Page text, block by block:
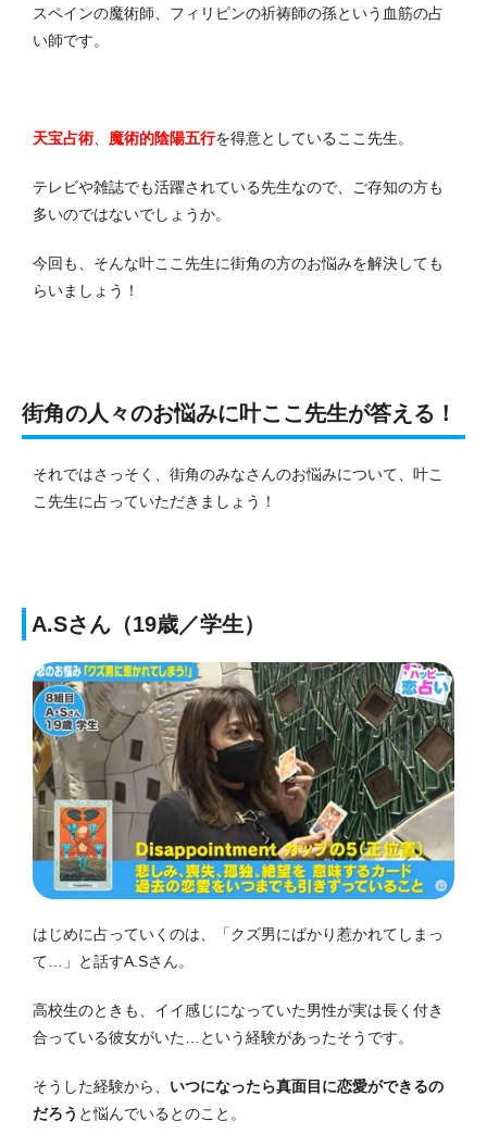
スペインの魔術師、フィリピンの祈祷師の孫という血筋の占
い師です。
天宝占術 魔術的陰陽五行を得意としているここ先生。
テレビや雑誌でも活躍されている先生なので、ご存知の方も
多いのではないでしょうか。
今回も、そんな叶ここ先生に街角の方のお悩みを解決しても
らいましょう！
街角の人々のお悩みに叶ここ先生が答える！
それではさっそく、街角のみなさんのお悩みについて、叶こ
こ先生に占っていただきましょう！
A.Sさん（19歳／学生）
はじめに占っていくのは、「クズ男にばかり惹かれてしまっ
て…」と話すA.Sさん。
高校生のときも、イイ感じになっていた男性が実は長く付き
合っている彼女がいた…という経験があったそうです。
そうした経験から、 いつになったら真面目に恋愛ができるの
だろう と悩んでいるとのこと。